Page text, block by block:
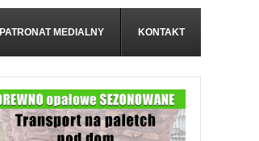
PATRONAT MEDIALNY KONTAKT